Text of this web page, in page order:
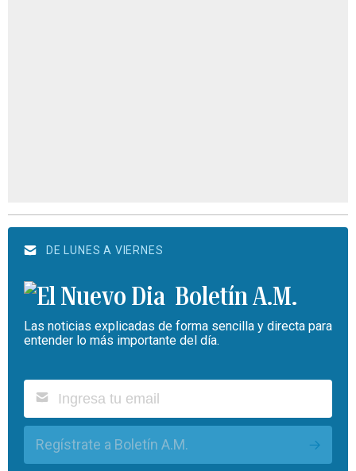
DE LUNES A VIERNES
Boletín A.M.
Las noticias explicadas de forma sencilla y directa para
entender lo más importante del día.
Regístrate a Boletín A.M.